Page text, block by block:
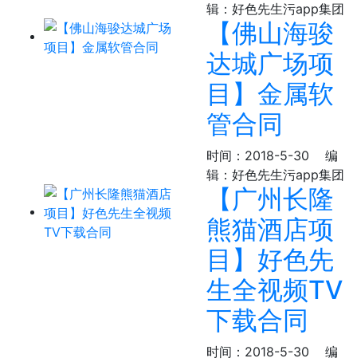
辑：好色先生污app集团
【佛山海骏
达城广场项
目】金属软
管合同
时间：2018-5-30
编
辑：好色先生污app集团
【广州长隆
熊猫酒店项
目】好色先
生全视频TV
下载合同
时间：2018-5-30
编